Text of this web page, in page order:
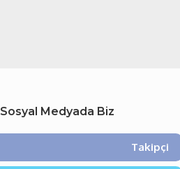
Sosyal Medyada Biz
Takipçi